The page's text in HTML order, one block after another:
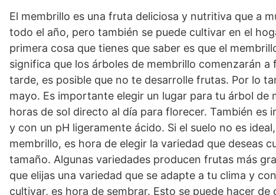
El membrillo es una fruta deliciosa y nutritiva que a
todo el año, pero también se puede cultivar en el
primera cosa que tienes que saber es que el
significa que los árboles de membrillo comenzarán
tarde, es posible que no te desarrolle frutas. Por lo
mayo. Es importante elegir un lugar para tu árbol de
horas de sol directo al día para florecer. También es
y con un pH ligeramente ácido. Si el suelo no es
membrillo, es hora de elegir la variedad que deseas
tamaño. Algunas variedades producen frutas más
que elijas una variedad que se adapte a tu clima y
cultivar, es hora de sembrar. Esto se puede hacer